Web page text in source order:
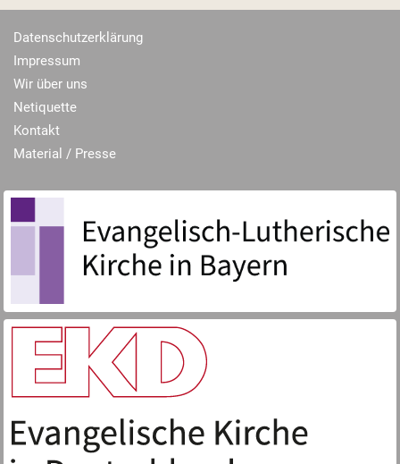
Datenschutzerklärung
Impressum
Wir über uns
Netiquette
Kontakt
Material / Presse